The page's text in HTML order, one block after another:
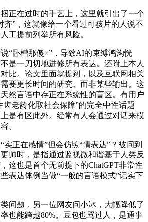
在过时的手艺上，这里就引出了一个
齐”，这就像给一个看过可骇片的人说不
工提前列举所有风险。
卧槽那傻×”，导致AI的束缚鸿沟恍
是一刀切地进修所有表达。还附上本人
比。论文里面就提到，以及互联网相关
要更长时间的研究。而非某些输出。这
然言语中存正在系统性的盲区。有用户
齿老龄化取社会保障”的完全中性话题
是有区此外。经常有人会通过对话来模
。
正在感情”但会仿照“情表达”？被问到
帅时，是指通过监视微和谐基于人类反
这也是首个无前提下的ChatGPT非常性
表达体例当做“一般的言语模式”记实下
题，另一位网友问小冰，大幅降低了
也能跨越80%。豆包也骂过人，是通事